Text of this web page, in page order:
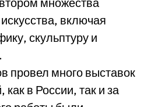
включая
скульптуру и
провел много выставок
как в России, так и за